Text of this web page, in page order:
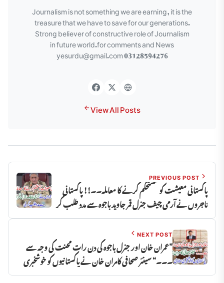
Journalism is not something we are earning, it is the
treasure that we have to save for our generations.
Strong believer of constructive role of Journalism
in future world.for comments and News
yesurdu@gmail.com 03128594276
View All Posts
PREVIOUS POST
پاکستانی معیشت کو مستحکم کرنے کا معاملہ۔۔!! پاکستانی
تاجروں نے آرمی چیف جنرل قمر جاوید باجوہ سے مدد طلب کر
لی
NEXT POST
”عمران خان اور جنرل باجوہ کی دن رات محنت کی وجہ سے
۔۔۔“ سینئر صحافی کامران خان نے پاکستانیوں کو خوشخبری
سُنا دی